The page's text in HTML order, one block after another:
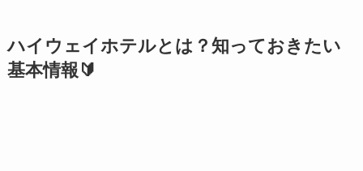
ハイウェイホテルとは？知っておきたい
基本情報🔰